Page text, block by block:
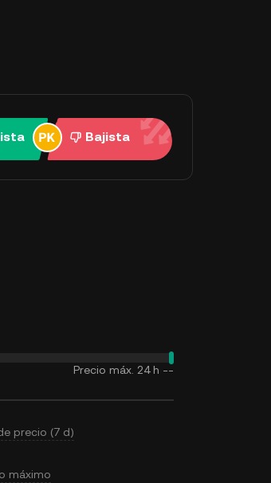
Bajista
Precio máx. 24 h --
precio (7 d)
máximo